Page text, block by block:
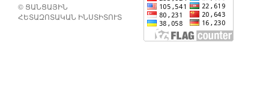
© ՑԱՆՑԱՅԻՆ
ՀԵՏԱԶՈՏԱԿԱՆ ԻՆՍՏԻՏՈՒՏ